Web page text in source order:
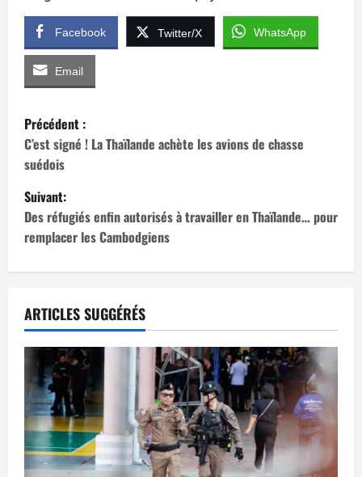
Facebook Twitter/X WhatsApp
Email
N
a
v
i
g
t
i
o
n
d
Précédent :
C’est signé ! La Thaïlande achète les avions de chasse
suédois
Suivant:
Des réfugiés enfin autorisés à travailler en Thaïlande… pour
remplacer les Cambodgiens
ARTICLES SUGGÉRÉS